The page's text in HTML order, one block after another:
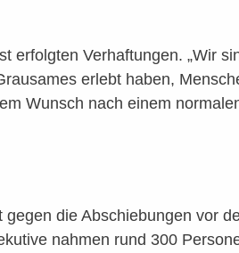
erfolgten Verhaftungen. „Wir
erlebt haben,
Wunsch nach einem
die Abschiebungen vor
nahmen rund 300